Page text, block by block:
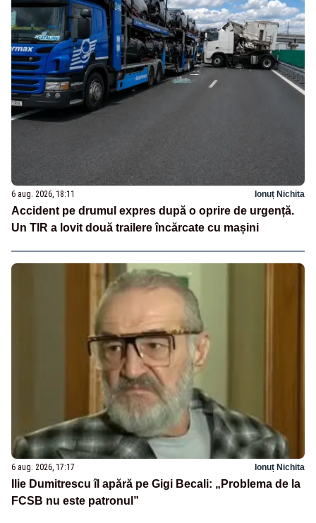
6 aug. 2026, 18:11 Ionuț Nichita
Accident pe drumul expres după o oprire de urgență.
Un TIR a lovit două trailere încărcate cu mașini
6 aug. 2026, 17:17 Ionuț Nichita
Ilie Dumitrescu îl apără pe Gigi Becali: „Problema de la
FCSB nu este patronul”